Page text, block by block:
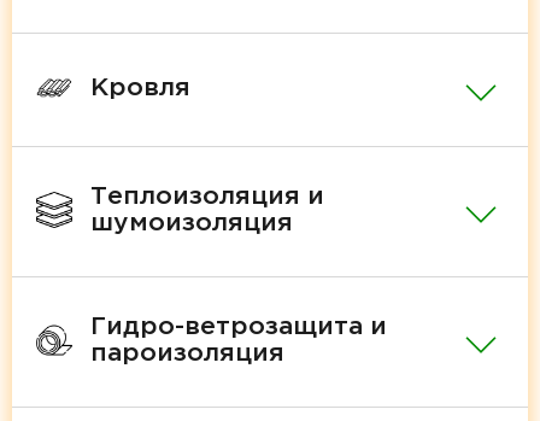
Кровля
Теплоизоляция и
шумоизоляция
Гидро-ветрозащита и
пароизоляция